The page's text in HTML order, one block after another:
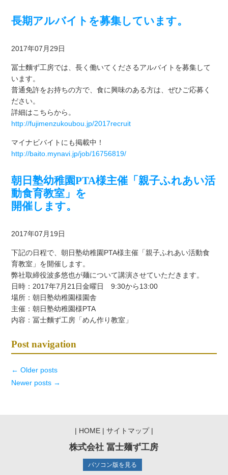
長期アルバイトを募集しています。
2017年07月29日
冨士麵ず工房では、長く働いてくださるアルバイトを募集して
います。
普通免許をお持ちの方で、食に興味のある方は、ぜひご応募く
ださい。
詳細はこちらから。
http://fujimenzukoubou.jp/2017recruit
マイナビバイトにも掲載中！
http://baito.mynavi.jp/job/16756819/
朝日塾幼稚園PTA様主催「親子ふれあい活
動食育教室」を
開催します。
2017年07月19日
下記の日程で、朝日塾幼稚園PTA様主催「親子ふれあい活動食
育教室」を開催します。
弊社取締役波多悠也が麺について講演させていただきます。
日時：2017年7月21日金曜日 9:30から13:00
場所：朝日塾幼稚園様園舎
主催：朝日塾幼稚園様PTA
内容：冨士麵ず工房「めん作り教室」
Post navigation
← Older posts
Newer posts →
| HOME| サイトマップ|
株式会社 冨士麺ず工房
パソコン版を見る